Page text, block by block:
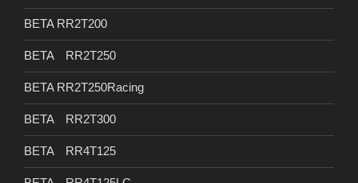
BETA RR2T200
BETA RR2T250
BETA RR2T250Racing
BETA RR2T300
BETA RR4T125